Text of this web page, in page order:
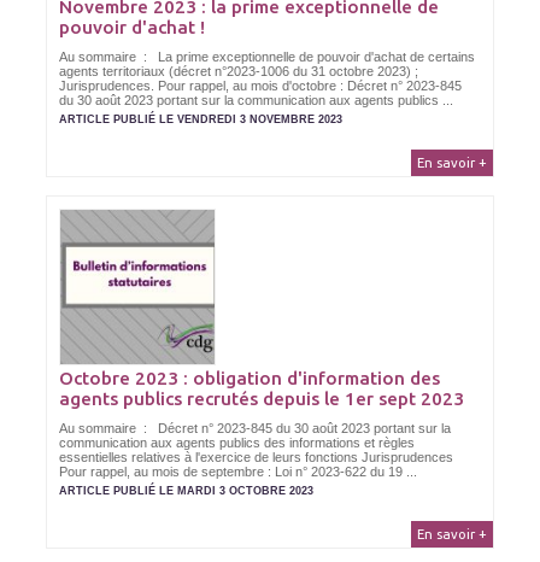
Novembre 2023 : la prime exceptionnelle de
pouvoir d'achat !
Au sommaire : La prime exceptionnelle de pouvoir d'achat de certains
agents territoriaux (décret n°2023-1006 du 31 octobre 2023) ;
Jurisprudences. Pour rappel, au mois d'octobre : Décret n° 2023-845
du 30 août 2023 portant sur la communication aux agents publics ...
ARTICLE PUBLIÉ LE VENDREDI 3 NOVEMBRE 2023
En savoir +
Octobre 2023 : obligation d'information des
agents publics recrutés depuis le 1er sept 2023
Au sommaire : Décret n° 2023-845 du 30 août 2023 portant sur la
communication aux agents publics des informations et règles
essentielles relatives à l'exercice de leurs fonctions Jurisprudences
Pour rappel, au mois de septembre : Loi n° 2023-622 du 19 ...
ARTICLE PUBLIÉ LE MARDI 3 OCTOBRE 2023
En savoir +